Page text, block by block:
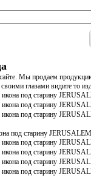
Мы продаем
глазами видите то
под старину